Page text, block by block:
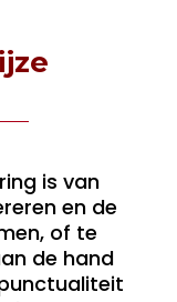
is van
en de
of te
de hand